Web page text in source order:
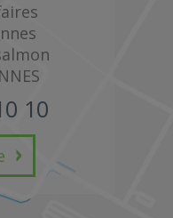
10